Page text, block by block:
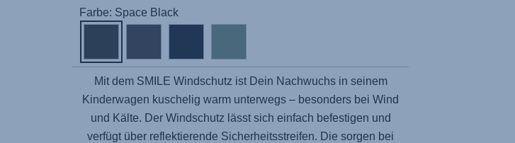
Farbe: Space Black
Mit dem SMILE Windschutz ist Dein Nachwuchs in seinem
Kinderwagen kuschelig warm unterwegs – besonders bei Wind
und Kälte. Der Windschutz lässt sich einfach befestigen und
verfügt über reflektierende Sicherheitsstreifen. Die sorgen bei